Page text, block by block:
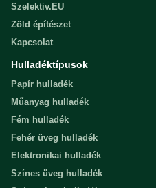
Szelektiv.EU
Zöld építészet
Kapcsolat
Hulladéktípusok
Papír hulladék
Műanyag hulladék
Fém hulladék
Fehér üveg hulladék
Elektronikai hulladék
Színes üveg hulladék